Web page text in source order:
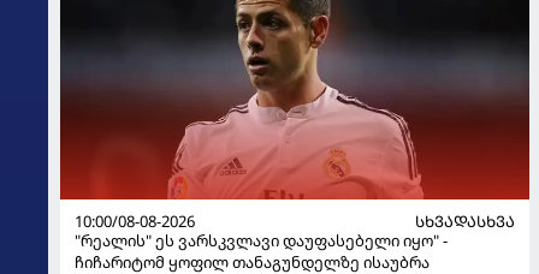
10:00/08-08-2026
ᲡᲮᲕᲐᲓᲐᲡᲮᲕᲐ
"რეალის" ეს ვარსკვლავი დაუფასებელი იყო" -
ჩიჩარიტომ ყოფილ თანაგუნდელზე ისაუბრა